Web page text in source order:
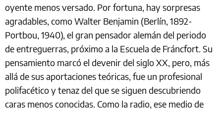
oyente menos versado. Por fortuna, hay sorpresas
agradables, como Walter Benjamin (Berlín, 1892-
Portbou, 1940), el gran pensador alemán del periodo
de entreguerras, próximo a la Escuela de Fráncfort. Su
pensamiento marcó el devenir del siglo XX, pero, más
allá de sus aportaciones teóricas, fue un profesional
polifacético y tenaz del que se siguen descubriendo
caras menos conocidas. Como la radio, ese medio de